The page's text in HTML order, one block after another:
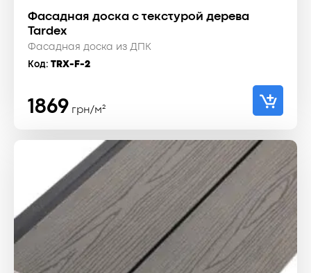
Фасадная доска с текстурой дерева
Tardex
Фасадная доска из ДПК
Код: TRX-F-2
1869 грн/м²